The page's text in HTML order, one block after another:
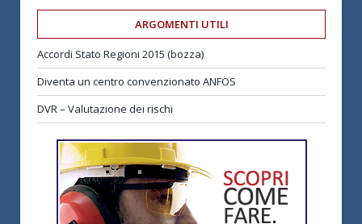
ARGOMENTI UTILI
Accordi Stato Regioni 2015 (bozza)
Diventa un centro convenzionato ANFOS
DVR – Valutazione dei rischi